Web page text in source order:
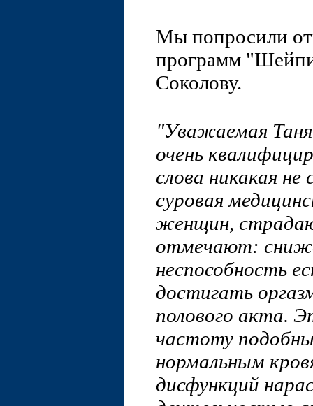
Мы попросили
программ
Соколову.
"Уважаемая
очень
слова никакая
суровая
женщин,
отмечают:
неспособность
достигать
полового акта.
частоту
нормальным
дисфункций